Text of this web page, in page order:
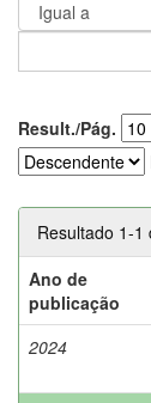
Result./Pág.
Resultado 1-1
Ano de
publicação
2024